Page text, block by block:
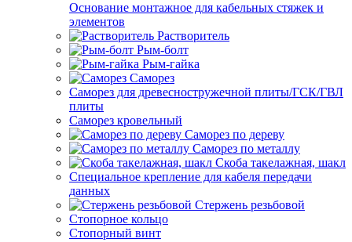
Основание монтажное для кабельных стяжек и
элементов
Растворитель
Рым-болт
Рым-гайка
Саморез
Саморез для древесностружечной плиты/ГСК/ГВЛ
плиты
Саморез кровельный
Саморез по дереву
Саморез по металлу
Скоба такелажная, шакл
Специальное крепление для кабеля передачи
данных
Стержень резьбовой
Стопорное кольцо
Стопорный винт